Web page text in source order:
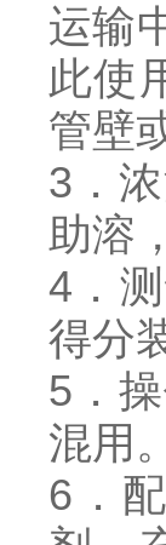
运输
此使
管壁
3．
助溶
4．
得分
5．
混用
6．